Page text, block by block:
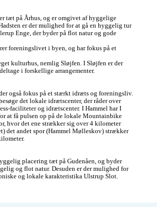
tæt på Århus, og er omgivet af hyggelige
er der mulighed for at gå en hyggelig tur
Enge, der byder på flot natur og gode
foreningslivet i byen, og har fokus på et
kulturhus, nemlig Sløjfen. I Sløjfen er der
i forskellige arrangementer.
også fokus på et stærkt idræts og foreningsliv.
det lokale idrætscenter, der råder over
faciliteter og idrætscenter. I Hammel har I
at få pulsen op på de lokale Mountainbike
hvor det ene strækker sig over 4 kilometer
det andet spor (Hammel Mølleskov) strækker
placering tæt på Gudenåen, og byder
og flot natur. Desuden er der mulighed for
og lokale karakteristika Ulstrup Slot.